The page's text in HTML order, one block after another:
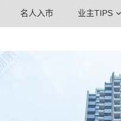
名人入市 业主TIPS